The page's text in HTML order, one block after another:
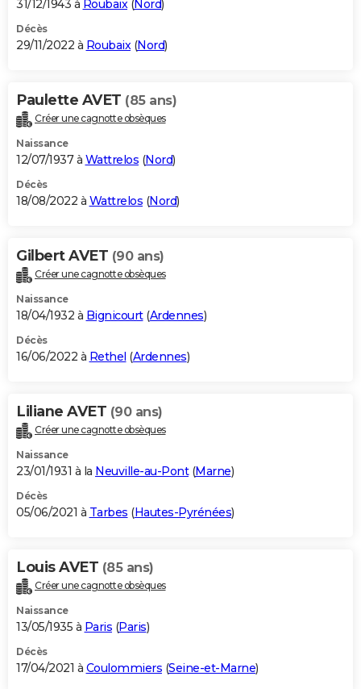
31/12/1943 à Roubaix(Nord)
Décès
29/11/2022 à Roubaix(Nord)
Paulette AVET (85 ans)
Créer une cagnotte obsèques
Naissance
12/07/1937 à Wattrelos (Nord)
Décès
18/08/2022 à Wattrelos (Nord)
Gilbert AVET (90 ans)
Créer une cagnotte obsèques
Naissance
18/04/1932 à Bignicourt(Ardennes)
Décès
16/06/2022 à Rethel (Ardennes)
Liliane AVET (90 ans)
Créer une cagnotte obsèques
Naissance
23/01/1931 à la Neuville-au-Pont(Marne)
Décès
05/06/2021 à Tarbes (Hautes-Pyrénées)
Louis AVET (85 ans)
Créer une cagnotte obsèques
Naissance
13/05/1935 à Paris (Paris)
Décès
17/04/2021 à Coulommiers (Seine-et-Marne)